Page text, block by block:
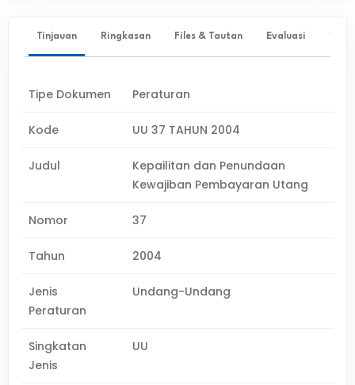
Tinjauan Ringkasan Files & Tautan Evaluasi ✨
Tipe Dokumen Peraturan
Kode UU 37 TAHUN 2004
Judul
Kepailitan dan Penundaan
Kewajiban Pembayaran Utang
Nomor 37
Tahun 2004
Jenis
Peraturan
Undang-Undang
Singkatan
Jenis
UU